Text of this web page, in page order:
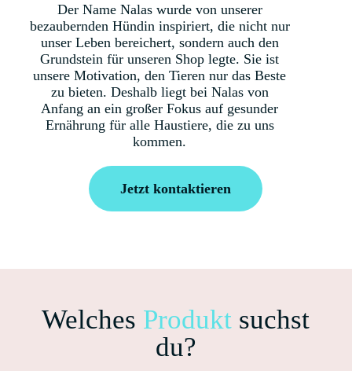
Der Name Nalas wurde von unserer
bezaubernden Hündin inspiriert, die nicht nur
unser Leben bereichert, sondern auch den
Grundstein für unseren Shop legte. Sie ist
unsere Motivation, den Tieren nur das Beste
zu bieten. Deshalb liegt bei Nalas von
Anfang an ein großer Fokus auf gesunder
Ernährung für alle Haustiere, die zu uns
kommen.
Jetzt kontaktieren
Welches Produkt suchst
du?